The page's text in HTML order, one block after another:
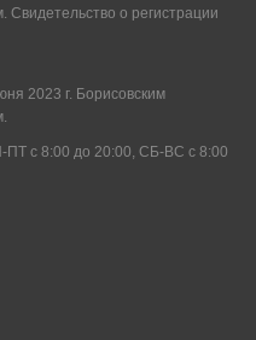
о регистрации
2023 г. Борисовским
ПТ с 8:00 до 20:00, СБ-ВС с 8:00